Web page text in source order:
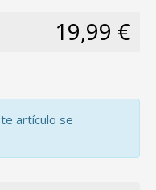
19,99 €
artículo se